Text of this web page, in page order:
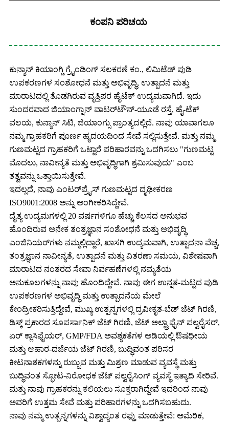
ಕಂಪನಿ ಪರಿಚಯ
ಕುನ್ಶಾನ್ ಕಿಯಾಂಗ್ಡಿ ಗ್ರೈಂಡಿಂಗ್ ಸಲಕರಣೆ ಕಂ., ಲಿಮಿಟೆಡ್ ಪುಡಿ
ಉಪಕರಣಗಳ ಸಂಶೋಧನೆ ಮತ್ತು ಅಭಿವೃದ್ಧಿ, ಉತ್ಪಾದನೆ ಮತ್ತು
ಮಾರಾಟದಲ್ಲಿ ತೊಡಗಿರುವ ವೃತ್ತಿಪರ ಹೈಟೆಕ್ ಉದ್ಯಮವಾಗಿದೆ. ಇದು
ಸುಂದರವಾದ ಜಿಯಾಂಗ್ನಾನ್ ವಾಟರ್‌ಟೌನ್-ಯೂಡೆ ರಸ್ತೆ, ಹೈ-ಟೆಕ್
ವಲಯ, ಕುನ್ಶಾನ್ ಸಿಟಿ, ಜಿಯಾಂಗ್ಸು ಪ್ರಾಂತ್ಯದಲ್ಲಿದೆ. ನಾವು ಯಾವಾಗಲೂ
ನಮ್ಮ ಗ್ರಾಹಕರಿಗೆ ಪೂರ್ಣ ಹೃದಯದಿಂದ ಸೇವೆ ಸಲ್ಲಿಸುತ್ತೇವೆ. ಮತ್ತು ನಮ್ಮ
ಗುಣಮಟ್ಟದ ಗ್ರಾಹಕರಿಗೆ ಒಟ್ಟಾರೆ ಪರಿಹಾರವನ್ನು ಒದಗಿಸಲು "ಗುಣಮಟ್ಟ
ಮೊದಲು, ನಾವೀನ್ಯತೆ ಮತ್ತು ಅಭಿವೃದ್ಧಿಗಾಗಿ ಶ್ರಮಿಸುವುದು" ಎಂಬ
ತತ್ವವನ್ನು ಒತ್ತಾಯಿಸುತ್ತೇವೆ.
ಇದಲ್ಲದೆ, ನಾವು ಎಂಟರ್‌ಪ್ರೈಸ್ ಗುಣಮಟ್ಟದ ದೃಢೀಕರಣ
ISO9001:2008 ಅನ್ನು ಅಂಗೀಕರಿಸಿದ್ದೇವೆ.
ದೈತ್ಯ ಉದ್ಯಮಗಳಲ್ಲಿ 20 ವರ್ಷಗಳಿಗೂ ಹೆಚ್ಚು ಕೆಲಸದ ಅನುಭವ
ಹೊಂದಿರುವ ಅನೇಕ ತಂತ್ರಜ್ಞಾನ ಸಂಶೋಧನೆ ಮತ್ತು ಅಭಿವೃದ್ಧಿ
ಎಂಜಿನಿಯರ್‌ಗಳು ನಮ್ಮಲ್ಲಿದ್ದಾರೆ, ಖಾಸಗಿ ಉದ್ಯಮವಾಗಿ, ಉತ್ಪಾದನಾ ವೆಚ್ಚ,
ತಂತ್ರಜ್ಞಾನ ನಾವೀನ್ಯತೆ, ಉತ್ಪಾದನೆ ಮತ್ತು ವಿತರಣಾ ಸಮಯ, ವಿಶೇಷವಾಗಿ
ಮಾರಾಟದ ನಂತರದ ಸೇವಾ ನಿರ್ವಹಣೆಗಳಲ್ಲಿ ನಮ್ಯತೆಯ
ಅನುಕೂಲಗಳನ್ನು ನಾವು ಹೊಂದಿದ್ದೇವೆ. ನಾವು ಈಗ ಉನ್ನತ-ಮಟ್ಟದ ಪುಡಿ
ಉಪಕರಣಗಳ ಅಭಿವೃದ್ಧಿ ಮತ್ತು ಉತ್ಪಾದನೆಯ ಮೇಲೆ
ಕೇಂದ್ರೀಕರಿಸುತ್ತಿದ್ದೇವೆ, ಮುಖ್ಯ ಉತ್ಪನ್ನಗಳಲ್ಲಿ ದ್ರವೀಕೃತ-ಬೆಡ್ ಜೆಟ್ ಗಿರಣಿ,
ಡಿಸ್ಕ್ ಪ್ರಕಾರದ ಸೂಪರ್ಸಾನಿಕ್ ಜೆಟ್ ಗಿರಣಿ, ಜೆಟ್ ಅಲ್ಟ್ರಾಫೈನ್ ಪಲ್ವರೈಸರ್,
ಏರ್ ಕ್ಲಾಸಿಫೈಯರ್, GMP/FDA ಅವಶ್ಯಕತೆಗಳ ಅಡಿಯಲ್ಲಿ ಔಷಧೀಯ
ಮತ್ತು ಆಹಾರ-ದರ್ಜೆಯ ಜೆಟ್ ಗಿರಣಿ, ಬುದ್ಧಿವಂತ ಪರಿಸರ
ಕೀಟನಾಶಕಗಳನ್ನು ರುಬ್ಬುವ ಮತ್ತು ಮಿಶ್ರಣ ಮಾಡುವ ವ್ಯವಸ್ಥೆ ಮತ್ತು
ಬುದ್ಧಿವಂತ ಸ್ಫೋಟ-ನಿರೋಧಕ ಜೆಟ್ ಪಲ್ವರೈಸಿಂಗ್ ವ್ಯವಸ್ಥೆ ಇತ್ಯಾದಿ ಸೇರಿವೆ.
ಮತ್ತು ನಾವು ಗ್ರಾಹಕರನ್ನು ಕಲಿಯಲು ಸೂಕ್ತರಾಗಿದ್ದೇವೆ ಇದರಿಂದ ನಾವು
ಅವರಿಗೆ ಉತ್ತಮ ಸೇವೆ ಮತ್ತು ಪರಿಹಾರಗಳನ್ನು ಒದಗಿಸಬಹುದು.
ನಾವು ನಮ್ಮ ಉತ್ಪನ್ನಗಳನ್ನು ವಿಶ್ವಾದ್ಯಂತ ರಫ್ತು ಮಾಡುತ್ತೇವೆ: ಅಮೆರಿಕ,